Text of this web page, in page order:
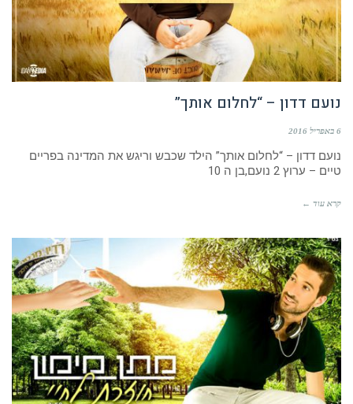
נועם דדון – “לחלום אותך”
6 באפריל 2016
נועם דדון – “לחלום אותך” הילד שכבש וריגש את המדינה בפריים
טיים – ערוץ 2 נועם,בן ה 10
קרא עוד ←